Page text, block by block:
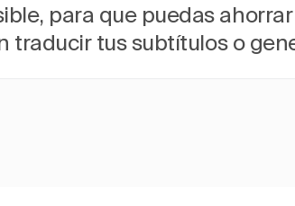
para que puedas
traducir tus subtítulos o